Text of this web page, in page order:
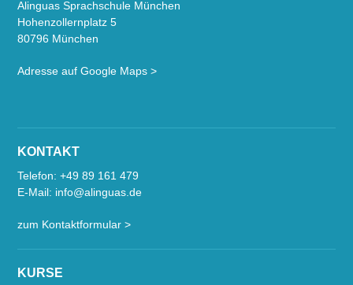
Alinguas Sprachschule München
Hohenzollernplatz 5
80796 München
Adresse auf Google Maps >
KONTAKT
Telefon:+49 89 161 479
E-Mail: info@alinguas.de
zum Kontaktformular >
KURSE